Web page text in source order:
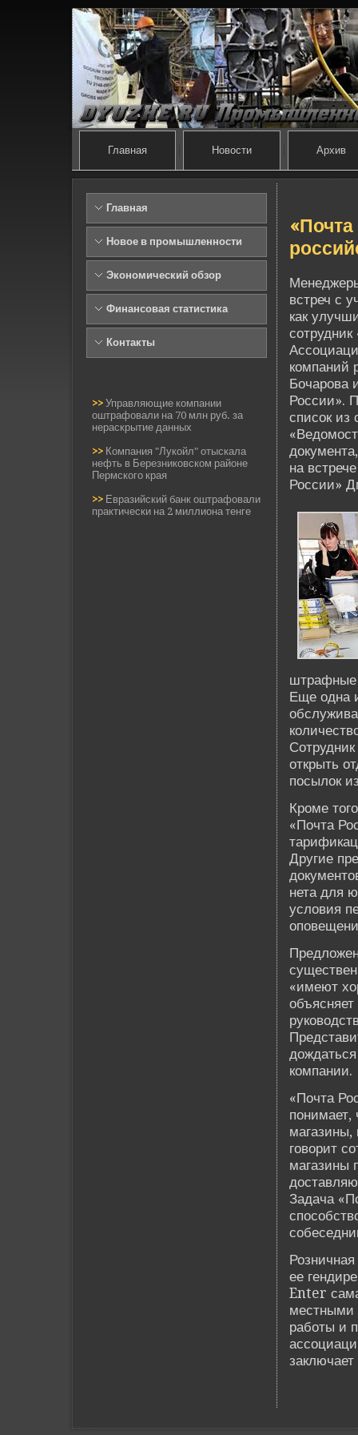
Главная Новости Архив
Главная
Новое в промышленности
Экономический обзор
Финансовая статистика
Контакты
>> Управляющие компании
оштрафовали на 70 млн руб. за
нераскрытие данных
>> Компания "Лукойл" отыскала
нефть в Березниковском районе
Пермского края
>> Евразийский банк оштрафовали
практически на 2 миллиона тенге
встреч с
как
компаний
Бочарова
России».
список из
на
России»
штрафные
Еще одна
открыть
посылок
Кроме
«Почта
Другие
нета для
условия
«имеют
компании.
«Почта
понимает,
магазины,
говорит
магазины
Задача
ее
Enter сама
местными
работы и